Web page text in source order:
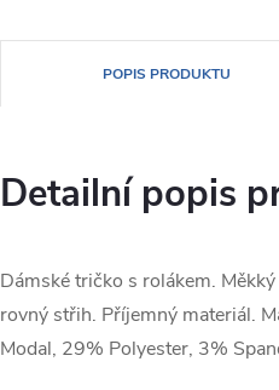
POPIS PRODUKTU
Detailní popis
Dámské tričko s rolákem.
rovný střih. Příjemný materiál.
Modal, 29% Polyester, 3%